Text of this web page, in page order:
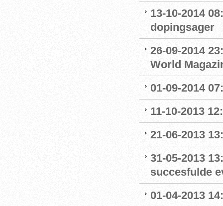
13-10-2014
dopingsager
26-09-2014
World
01-09-2014
11-10-2013
21-06-2013
31-05-2013
succesfulde
01-04-2013